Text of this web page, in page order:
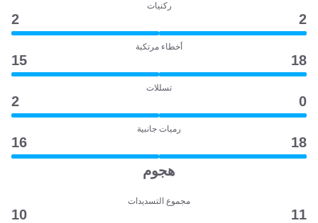
ركنيات
2
2
أخطاء مرتكبة
18
15
تسللات
0
2
رميات جانبية
18
16
هجوم
مجموع التسديدات
11
10